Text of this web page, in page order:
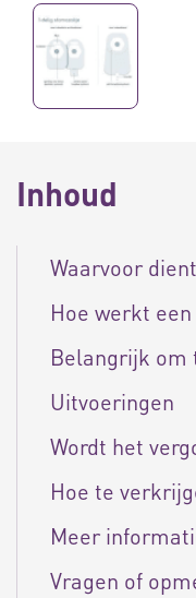
Inhoud
Waarvoor
Hoe werkt
Belangrijk om
Uitvoeringen
Wordt het
Hoe te
Meer
Vragen of